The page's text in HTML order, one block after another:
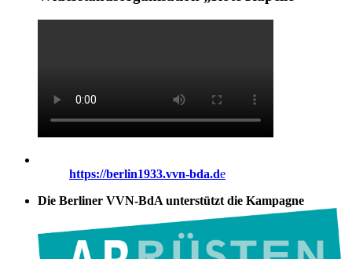
https://berlin1933.vvn-bda.de
Die Berliner VVN-BdA unterstützt die Kampagne